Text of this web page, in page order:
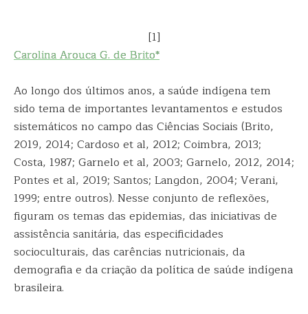
[1]
Carolina Arouca G. de Brito*
Ao longo dos últimos anos, a saúde indígena tem
sido tema de importantes levantamentos e estudos
sistemáticos no campo das Ciências Sociais (Brito,
2019, 2014; Cardoso et al, 2012; Coimbra, 2013;
Costa, 1987; Garnelo et al, 2003; Garnelo, 2012, 2014;
Pontes et al, 2019; Santos; Langdon, 2004; Verani,
1999; entre outros). Nesse conjunto de reflexões,
figuram os temas das epidemias, das iniciativas de
assistência sanitária, das especificidades
socioculturais, das carências nutricionais, da
demografia e da criação da política de saúde indígena
brasileira.